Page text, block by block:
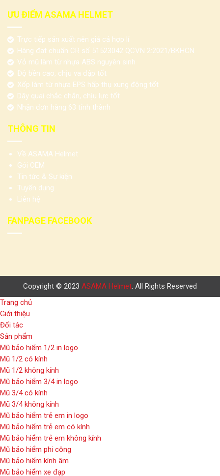
ƯU ĐIỂM ASAMA HELMET
Trực tiếp sản xuất nên giá cả hợp lí
Hàng đạt chuẩn CR số 51523042 QCVN 2:2021/BKHCN
Vỏ mũ làm từ nhựa ABS nguyên sinh
Độ bền cao, chịu va đập tốt
Xốp làm từ nhựa EPS hấp thụ xung động tốt
Dây quai chắc chắn, chịu lực tốt
Nhận đơn hàng 63 tỉnh thành
THÔNG TIN
Về ASAMA Helmet
Gói OEM
Tin tức & Sự kiện
Tuyển dụng
Liên hệ
FANPAGE FACEBOOK
Copyright © 2023 ASAMA Helmet. All Rights Reserved
Trang chủ
Giới thiệu
Đối tác
Sản phẩm
Mũ bảo hiểm 1/2 in logo
Mũ 1/2 có kính
Mũ 1/2 không kính
Mũ bảo hiểm 3/4 in logo
Mũ 3/4 có kính
Mũ 3/4 không kính
Mũ bảo hiểm trẻ em in logo
Mũ bảo hiểm trẻ em có kính
Mũ bảo hiểm trẻ em không kính
Mũ bảo hiểm phi công
Mũ bảo hiểm kính âm
Mũ bảo hiểm xe đạp